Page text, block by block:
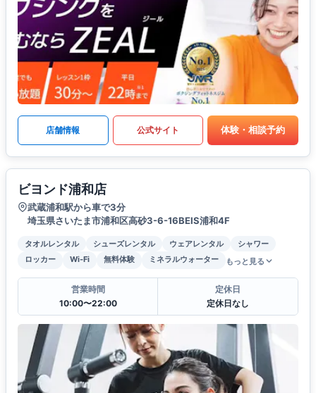
店舗情報 公式サイト 体験・相談予約
ビヨンド浦和店
武蔵浦和駅から車で3分
埼玉県さいたま市浦和区高砂3-6-16BEIS浦和4F
タオルレンタル シューズレンタル ウェアレンタル
シャワー
ロッカー
Wi-Fi 無料体験 ミネラルウォーター もっと見る
営業時間
10:00〜22:00
定休日
定休日なし